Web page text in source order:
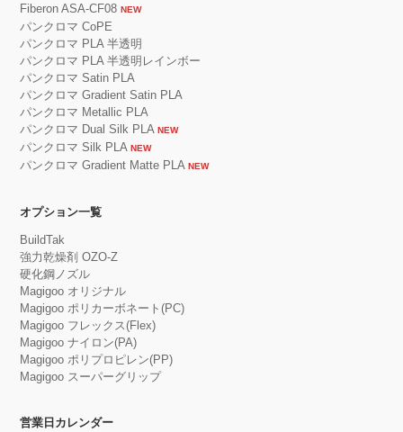
Fiberon ASA-CF08 NEW
パンクロマ CoPE
パンクロマ PLA 半透明
パンクロマ PLA 半透明レインボー
パンクロマ Satin PLA
パンクロマ Gradient Satin PLA
パンクロマ Metallic PLA
パンクロマ Dual Silk PLA NEW
パンクロマ Silk PLA NEW
パンクロマ Gradient Matte PLA NEW
オプション一覧
BuildTak
強力乾燥剤 OZO-Z
硬化鋼ノズル
Magigoo オリジナル
Magigoo ポリカーボネート(PC)
Magigoo フレックス(Flex)
Magigoo ナイロン(PA)
Magigoo ポリプロピレン(PP)
Magigoo スーパーグリップ
営業日カレンダー